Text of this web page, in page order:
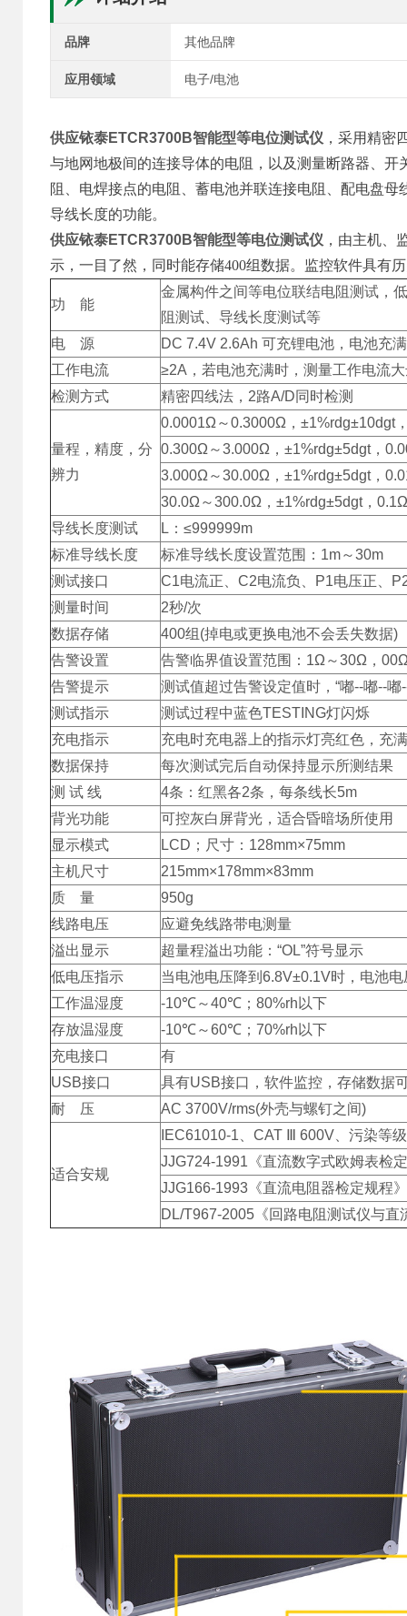
品牌 其他品牌
应用领域 电子/电池
供应铱泰ETCR3700B智能型等电位测试仪 ，采用精密
与地网地极间的连接导体的电阻，以及测量断路器、
阻、电焊接点的电阻、蓄电池并联连接电阻、配电盘
导线长度的功能。
供应铱泰ETCR3700B智能型等电位测试仪 ，由主机、
示，一目了然，同时能存储400组数据。监控软件具有
功 能
金属构件之间等电位联结电阻测试，
阻测试、导线长度测试等
电 源
DC 7.4V 2.6Ah 可充锂电池，电池充
工作电流
≥2A，若电池充满时，测量工作电流
检测方式
精密四线法，2路A/D同时检测
量程，精度，分
辨力
0.0001Ω～0.3000Ω，±1%rdg±10dgt
0.300Ω～3.000Ω，±1%rdg±5dgt，
3.000Ω～30.00Ω，±1%rdg±5dgt，
30.0Ω～300.0Ω，±1%rdg±5dgt，0.1Ω
导线长度测试
L：≤999999m
标准导线长度
标准导线长度设置范围：1m～30m
测试接口
C1电流正、C2电流负、P1电压正、
测量时间
2秒/次
数据存储
400组(掉电或更换电池不会丢失数据)
告警设置
告警临界值设置范围：1Ω～30Ω，
告警提示
测试值超过告警设定值时，“嘟--嘟--嘟
测试指示
测试过程中蓝色TESTING灯闪烁
充电指示
充电时充电器上的指示灯亮红色，充
数据保持
每次测试完后自动保持显示所测结果
测 试 线
4条：红黑各2条，每条线长5m
背光功能
可控灰白屏背光，适合昏暗场所使用
显示模式
LCD；尺寸：128mm×75mm
主机尺寸
215mm×178mm×83mm
质 量
950g
线路电压
应避免线路带电测量
溢出显示
超量程溢出功能：“OL”符号显示
低电压指示
当电池电压降到6.8V±0.1V时，电池
工作温湿度
-10℃～40℃；80%rh以下
存放温湿度
-10℃～60℃；70%rh以下
充电接口
有
USB接口
具有USB接口，软件监控，存储数据
耐 压
AC 3700V/rms(外壳与螺钉之间)
适合安规
IEC61010-1、CAT Ⅲ 600V、污染等
JJG724-1991《直流数字式欧姆表检
JJG166-1993《直流电阻器检定规程》
DL/T967-2005《回路电阻测试仪与